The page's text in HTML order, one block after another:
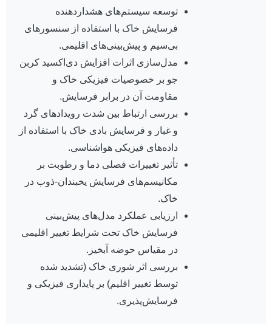
توسعه سیستم‌های هشداردهنده
فرسایش خاک با استفاده از سنسورهای
بی‌سیم و پیش‌بینی‌های اقلیمی.
مدل‌سازی اثرات افزایش دی‌اکسید کربن
جو بر خصوصیات فیزیکی خاک و
مقاومت آن در برابر فرسایش.
بررسی ارتباط بین شدت رویدادهای گرد
و غبار و فرسایش بادی خاک با استفاده از
داده‌های فیزیکی هواشناسی.
تأثیر تغییرات فصلی دما و رطوبت بر
مکانیسم‌های فرسایش یخبندان-ذوب در
خاک.
ارزیابی عملکرد مدل‌های پیش‌بینی
فرسایش خاک تحت شرایط تغییر اقلیمی
در مقیاس حوضه آبخیز.
بررسی اثر شوری خاک (تشدید شده
توسط تغییر اقلیم) بر پایداری فیزیکی و
فرسایش‌پذیری.